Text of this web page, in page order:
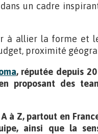
un cadre
à allier la forme et
proximité
, réputée depuis
proposant des
à Z, partout en
ainsi que la